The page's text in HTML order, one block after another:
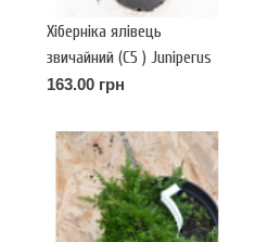
Хіберніка ялівець
звичайний (С5 ) Juniperus
communis Hibernica.
163.00 грн